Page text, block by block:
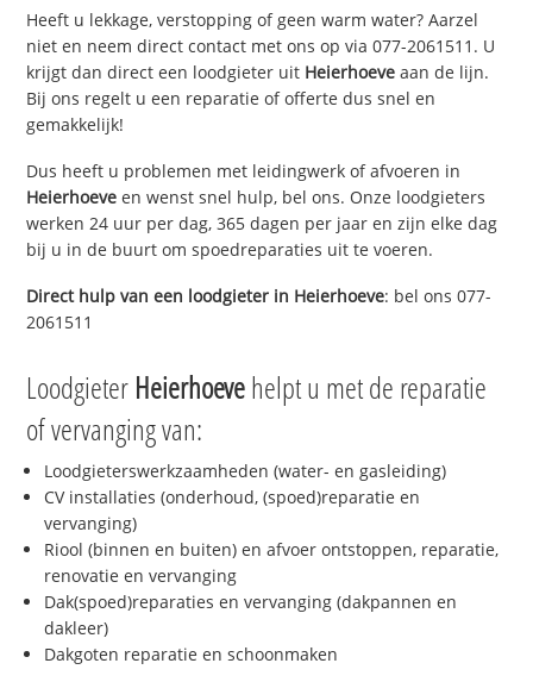
Heeft u lekkage, verstopping of geen warm water? Aarzel
niet en neem direct contact met ons op via 077-2061511. U
krijgt dan direct een loodgieter uit Heierhoeve aan de lijn.
Bij ons regelt u een reparatie of offerte dus snel en
gemakkelijk!
Dus heeft u problemen met leidingwerk of afvoeren in
Heierhoeve en wenst snel hulp, bel ons. Onze loodgieters
werken 24 uur per dag, 365 dagen per jaar en zijn elke dag
bij u in de buurt om spoedreparaties uit te voeren.
Direct hulp van een loodgieter in Heierhoeve: bel ons 077-
2061511
Loodgieter Heierhoevehelpt u met de reparatie
of vervanging van:
Loodgieterswerkzaamheden (water- en gasleiding)
CV installaties (onderhoud, (spoed)reparatie en
vervanging)
Riool (binnen en buiten) en afvoer ontstoppen, reparatie,
renovatie en vervanging
Dak(spoed)reparaties en vervanging (dakpannen en
dakleer)
Dakgoten reparatie en schoonmaken